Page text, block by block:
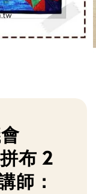
布 2
師：